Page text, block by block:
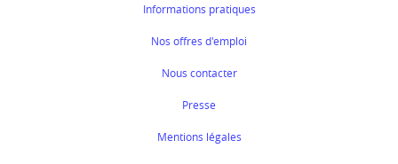
Informations pratiques
Nos offres d'emploi
Nous contacter
Presse
Mentions légales